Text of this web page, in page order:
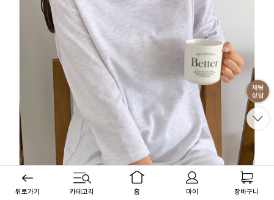
뒤로가기 카테고리 홈 마이 장바구니